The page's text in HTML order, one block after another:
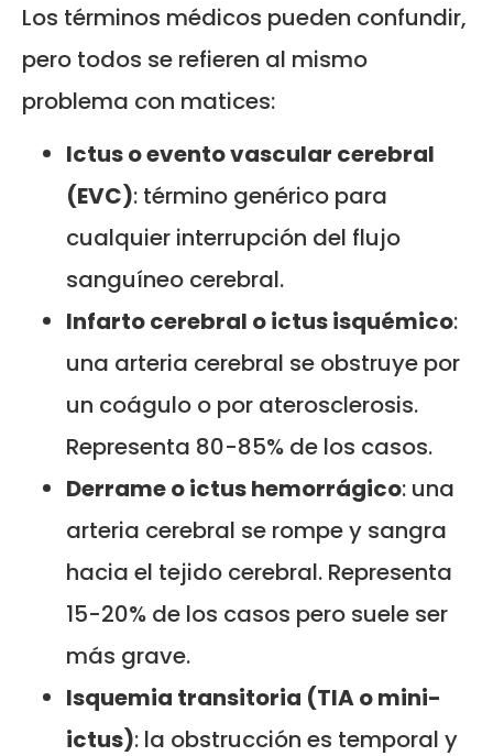
Los términos médicos pueden confundir,
pero todos se refieren al mismo
problema con matices:
Ictus o evento vascular cerebral
(EVC): término genérico para
cualquier interrupción del flujo
sanguíneo cerebral.
Infarto cerebral o ictus isquémico:
una arteria cerebral se obstruye por
un coágulo o por aterosclerosis.
Representa 80-85% de los casos.
Derrame o ictus hemorrágico: una
arteria cerebral se rompe y sangra
hacia el tejido cerebral. Representa
15-20% de los casos pero suele ser
más grave.
Isquemia transitoria (TIA o mini-
ictus): la obstrucción es temporal y